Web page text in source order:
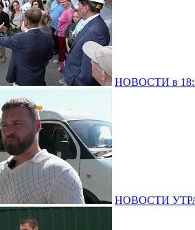
НОВОСТИ в
НОВОСТИ УТРА